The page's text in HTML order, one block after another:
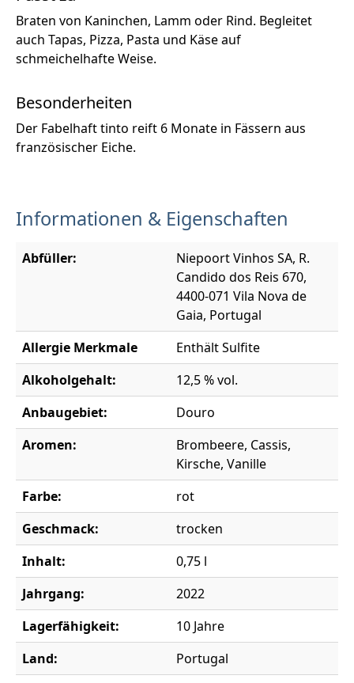
Braten von Kaninchen, Lamm oder Rind. Begleitet
auch Tapas, Pizza, Pasta und Käse auf
schmeichelhafte Weise.
Besonderheiten
Der Fabelhaft tinto reift 6 Monate in Fässern aus
französischer Eiche.
Informationen & Eigenschaften
Abfüller:
Niepoort Vinhos SA, R.
Candido dos Reis 670,
4400-071 Vila Nova de
Gaia, Portugal
Allergie Merkmale
Enthält Sulfite
Alkoholgehalt:
12,5 % vol.
Anbaugebiet:
Douro
Aromen:
Brombeere, Cassis,
Kirsche, Vanille
Farbe:
rot
Geschmack:
trocken
Inhalt:
0,75 l
Jahrgang:
2022
Lagerfähigkeit:
10 Jahre
Land:
Portugal